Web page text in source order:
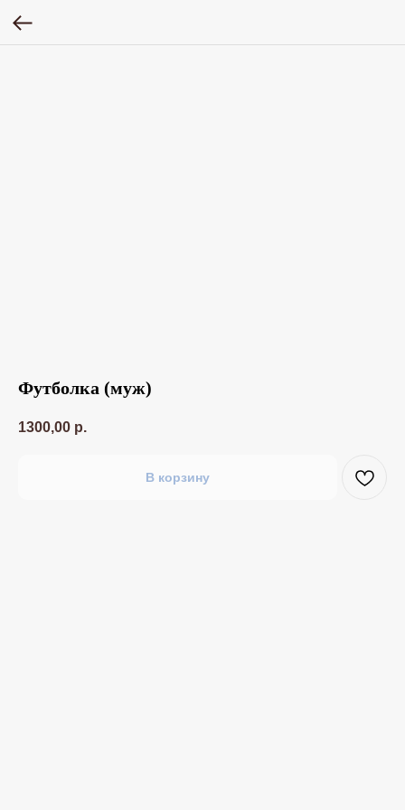
Футболка (муж)
1300,00 р.
В корзину